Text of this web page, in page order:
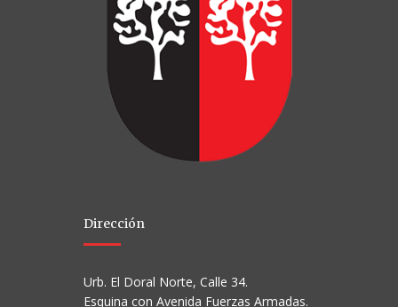
Dirección
Urb. El Doral Norte, Calle 34.
Esquina con Avenida Fuerzas Armadas.